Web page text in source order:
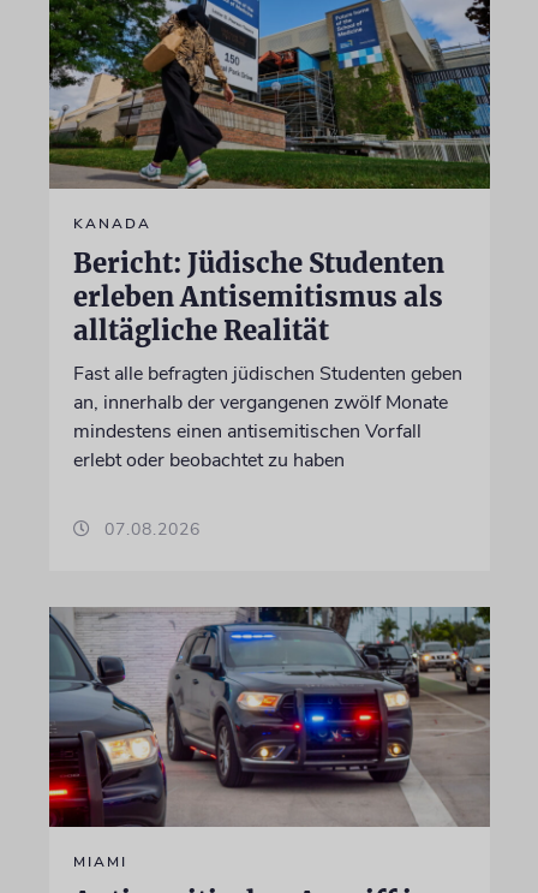
KANADA
Bericht: Jüdische Studenten
erleben Antisemitismus als
alltägliche Realität
Fast alle befragten jüdischen Studenten geben
an, innerhalb der vergangenen zwölf Monate
mindestens einen antisemitischen Vorfall
erlebt oder beobachtet zu haben
07.08.2026
MIAMI